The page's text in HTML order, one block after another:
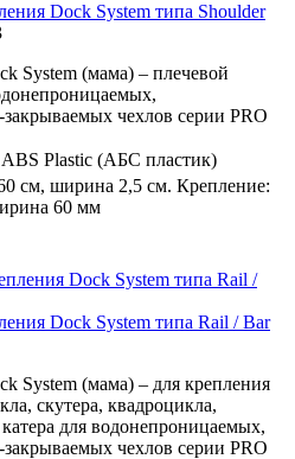
Dock System типа Shoulder
System (мама) – плечевой
чехлов серии PRO
Plastic (АБС пластик)
см, ширина 2,5 см. Крепление:
60 мм
Dock System типа Rail / Bar
System (мама) – для крепления
скутера, квадроцикла,
для водонепроницаемых,
чехлов серии PRO